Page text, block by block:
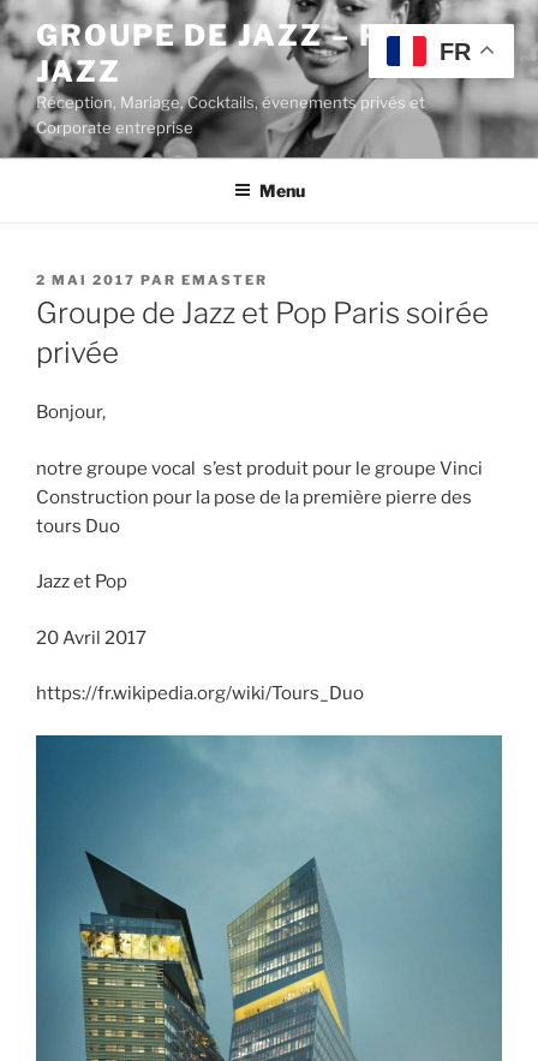
Aller
au
contenu
principal
GROUPE DE JAZZ – POP
JAZZ
Réception, Mariage, Cocktails, évenements privés et
Corporate entreprise
Menu
PUBLIÉ
LE
2 MAI 2017 PAR EMASTER
Groupe de Jazz et Pop Paris soirée
privée
Bonjour,
notre groupe vocal s’est produit pour le groupe Vinci
Construction pour la pose de la première pierre des
tours Duo
Jazz et Pop
20 Avril 2017
https://fr.wikipedia.org/wiki/Tours_Duo
FR